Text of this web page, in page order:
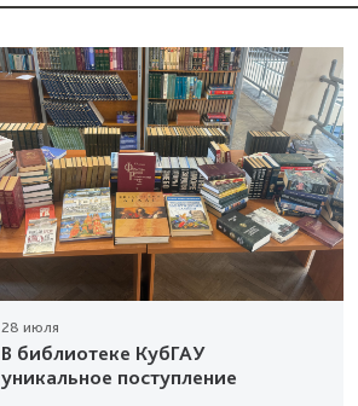
28 июля
В библиотеке КубГАУ
уникальное поступление